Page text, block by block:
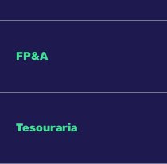
FP&A
Tesouraria